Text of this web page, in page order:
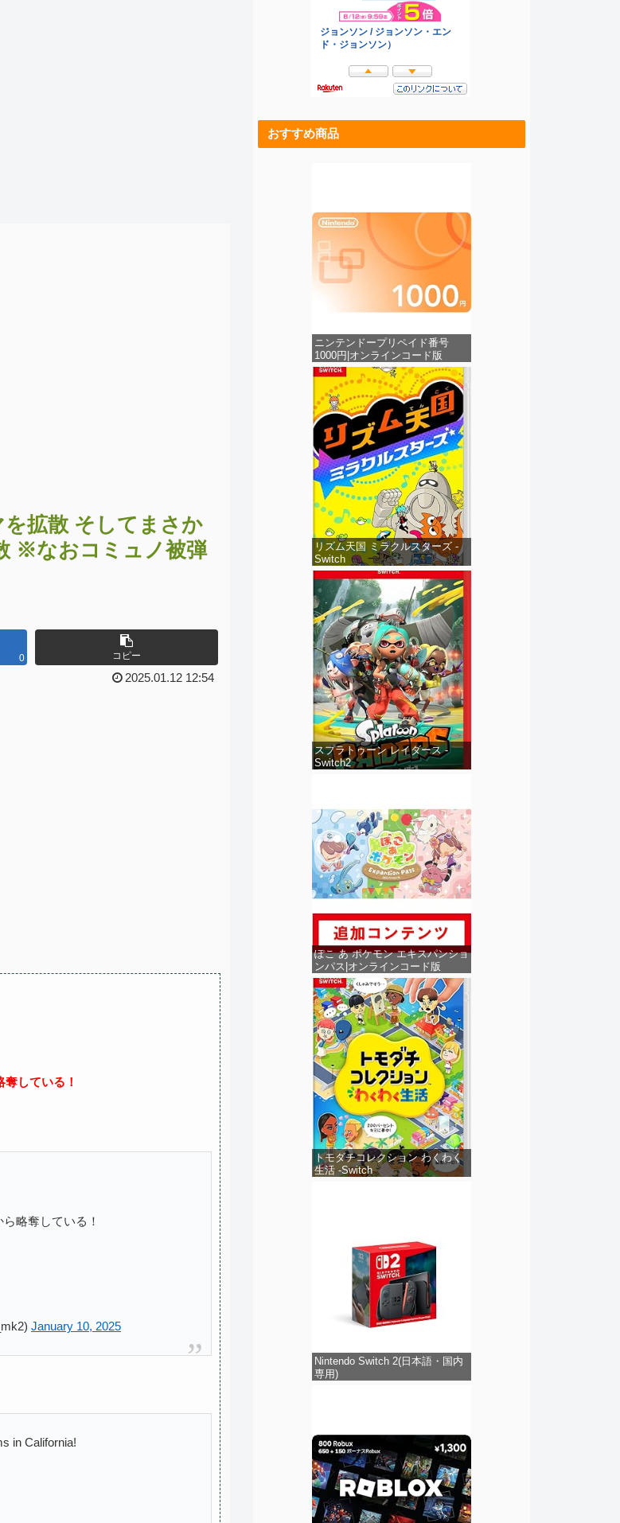
を拡散 そしてまさか
※なおコミュノ被弾
0 コピー
2025.01.12 12:54
している！
略奪している！
January 10, 2025
in California!
おすすめ商品
ニンテンドープリペイド番号
1000円|オンラインコード版
リズム天国 ミラクルスターズ -
Switch
スプラトゥーン レイダース -
Switch2
ぽこ あ ポケモン エキスパンショ
ンパス|オンラインコード版
トモダチコレクション わくわく
生活 -Switch
Nintendo Switch 2(日本語・国内
専用)